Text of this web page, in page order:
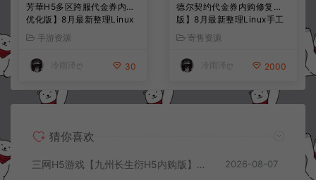
芳華H5多区跨服代金券内购
优化版】8月最新整理Linux
手工服务端+CDK授权后台
+全资源安卓+详细搭建教程
+视频教程
手游资源
冷雨泽ღ 30
德尔契约代金券内购修复
版】8月最新整理Linux手工
服务端+前后端全套源码+CD
K授权后台+安卓苹果双端
+详细搭建教程+视频教程
寄售资源
冷雨泽ღ 2000
猜你喜欢
三网H5游戏【九州长生衍H5内购版】8月最新整理Linux手工服务端+管理后台+GM授权后台+简易安卓客户端+详细搭建教程+视频教程 2026-08-07